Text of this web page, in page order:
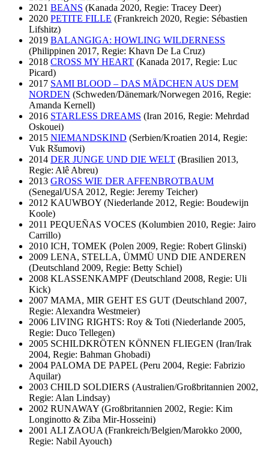
2021 BEANS (Kanada 2020, Regie: Tracey Deer)
2020 PETITE FILLE (Frankreich 2020, Regie: Sébastien
Lifshitz)
2019 BALANGIGA: HOWLING WILDERNESS
(Philippinen 2017, Regie: Khavn De La Cruz)
2018 CROSS MY HEART (Kanada 2017, Regie: Luc
Picard)
2017 SAMI BLOOD – DAS MÄDCHEN AUS DEM
NORDEN (Schweden/Dänemark/Norwegen 2016, Regie:
Amanda Kernell)
2016 STARLESS DREAMS (Iran 2016, Regie: Mehrdad
Oskouei)
2015 NIEMANDSKIND (Serbien/Kroatien 2014, Regie:
Vuk Ršumovi)
2014 DER JUNGE UND DIE WELT (Brasilien 2013,
Regie: Alê Abreu)
2013 GROSS WIE DER AFFENBROTBAUM
(Senegal/USA 2012, Regie: Jeremy Teicher)
2012 KAUWBOY (Niederlande 2012, Regie: Boudewijn
Koole)
2011 PEQUEÑAS VOCES (Kolumbien 2010, Regie: Jairo
Carrillo)
2010 ICH, TOMEK (Polen 2009, Regie: Robert Glinski)
2009 LENA, STELLA, ÜMMÜ UND DIE ANDEREN
(Deutschland 2009, Regie: Betty Schiel)
2008 KLASSENKAMPF (Deutschland 2008, Regie: Uli
Kick)
2007 MAMA, MIR GEHT ES GUT (Deutschland 2007,
Regie: Alexandra Westmeier)
2006 LIVING RIGHTS: Roy & Toti (Niederlande 2005,
Regie: Duco Tellegen)
2005 SCHILDKRÖTEN KÖNNEN FLIEGEN (Iran/Irak
2004, Regie: Bahman Ghobadi)
2004 PALOMA DE PAPEL (Peru 2004, Regie: Fabrizio
Aquilar)
2003 CHILD SOLDIERS (Australien/Großbritannien 2002,
Regie: Alan Lindsay)
2002 RUNAWAY (Großbritannien 2002, Regie: Kim
Longinotto & Ziba Mir-Hosseini)
2001 ALI ZAOUA (Frankreich/Belgien/Marokko 2000,
Regie: Nabil Ayouch)